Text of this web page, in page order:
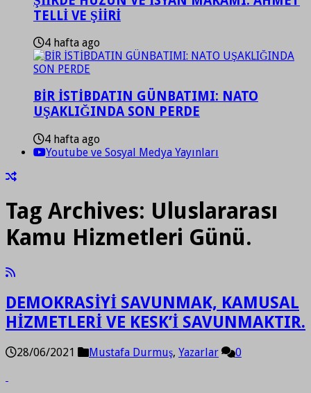
TELLİ VE ŞİİRİ
4 hafta ago
BİR İSTİBDATIN GÜNBATIMI: NATO
UŞAKLIĞINDA SON PERDE
4 hafta ago
Youtube ve Sosyal Medya Yayınları
Tag Archives: Uluslararası
Kamu Hizmetleri Günü.
DEMOKRASİYİ SAVUNMAK, KAMUSAL
HİZMETLERİ VE KESK’İ SAVUNMAKTIR.
28/06/2021 Mustafa Durmuş, Yazarlar 0